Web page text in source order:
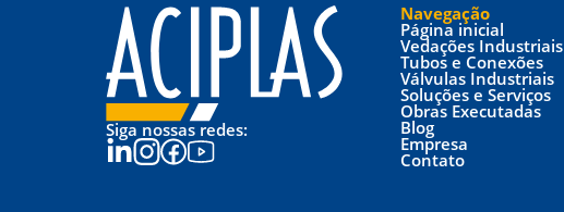
Siga nossas redes:
Navegação
Página inicial
Vedações Industriais
Tubos e Conexões
Válvulas Industriais
Soluções e Serviços
Obras Executadas
Blog
Empresa
Contato